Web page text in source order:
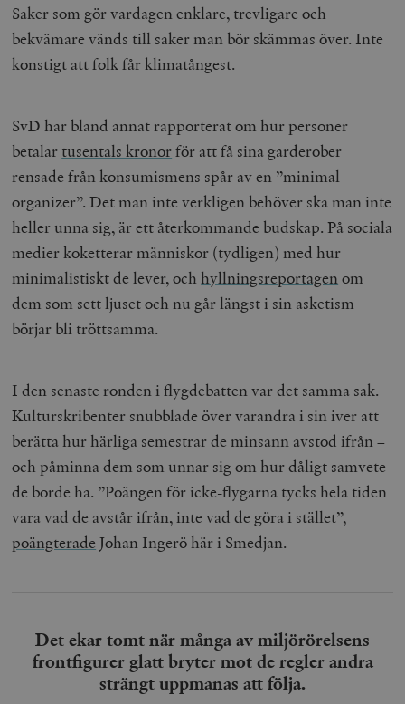
Saker som gör vardagen enklare, trevligare och
bekvämare vänds till saker man bör skämmas över. Inte
konstigt att folk får klimatångest.
SvD har bland annat rapporterat om hur personer
betalar tusentals kronorför att få sina garderober
rensade från konsumismens spår av en ”minimal
organizer”. Det man inte verkligen behöver ska man inte
heller unna sig, är ett återkommande budskap. På sociala
medier koketterar människor (tydligen) med hur
minimalistiskt de lever, ochhyllningsreportagenom
dem som sett ljuset och nu går längst i sin asketism
börjar bli tröttsamma.
I den senaste ronden i flygdebatten var det samma sak.
Kulturskribenter snubblade över varandra i sin iver att
berätta hur härliga semestrar de minsann avstod ifrån –
och påminna dem som unnar sig om hur dåligt samvete
de borde ha. ”Poängen för icke-flygarna tycks hela tiden
vara vad de avstår ifrån, inte vad de göra i stället”,
poängterade Johan Ingerö här i Smedjan.
Det ekar tomt när många av miljörörelsens
frontfigurer glatt bryter mot de regler andra
strängt uppmanas att följa.